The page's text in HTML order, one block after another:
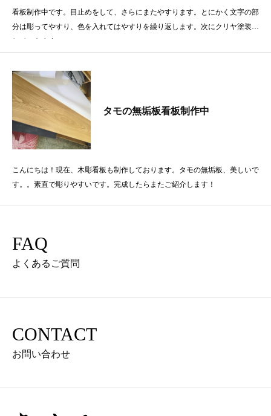
看板制作中です。目止めをして、さらにまたやすります。とにかく文字の部
分は彫ってやすり、色を入れてはやすりを繰り返します。次にクリヤ塗装を
していきます。
タモの無垢板看板制作中
こんにちは！現在、木彫看板も制作しております。タモの無垢板、美しいで
す。。素直で彫りやすいです。完成したらまたご紹介します！
FAQ
よくあるご質問
CONTACT
お問い合わせ